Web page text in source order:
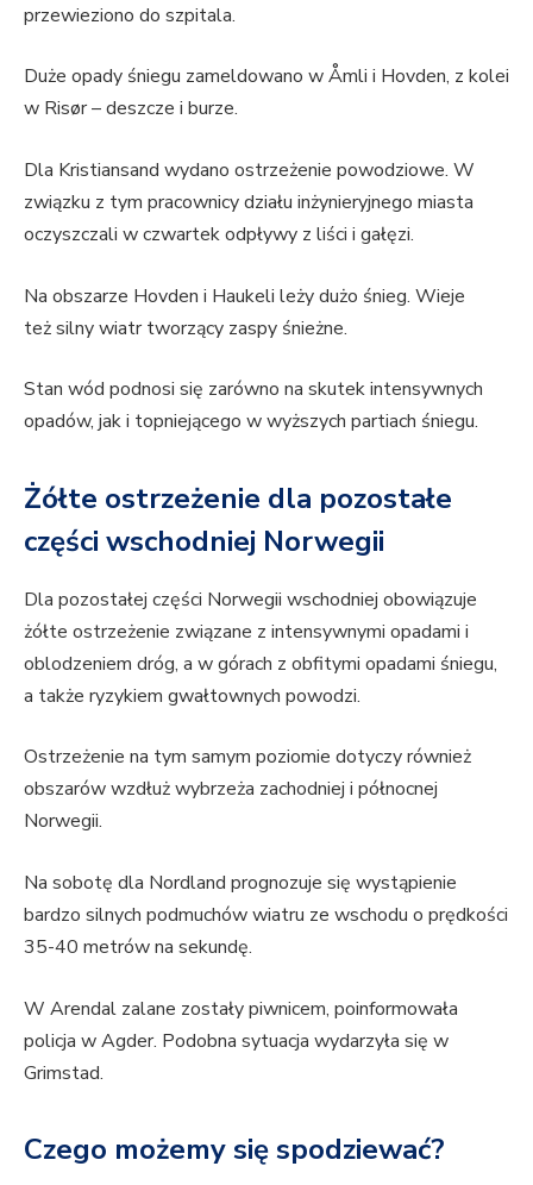
przewieziono do szpitala.
Duże opady śniegu zameldowano w Åmli i Hovden, z kolei
w Risør – deszcze i burze.
Dla Kristiansand wydano ostrzeżenie powodziowe. W
związku z tym pracownicy działu inżynieryjnego miasta
oczyszczali w czwartek odpływy z liści i gałęzi.
Na obszarze Hovden i Haukeli leży dużo śnieg. Wieje
też silny wiatr tworzący zaspy śnieżne.
Stan wód podnosi się zarówno na skutek intensywnych
opadów, jak i topniejącego w wyższych partiach śniegu.
Żółte ostrzeżenie dla pozostałe
części wschodniej Norwegii
Dla pozostałej części Norwegii wschodniej obowiązuje
żółte ostrzeżenie związane z intensywnymi opadami i
oblodzeniem dróg, a w górach z obfitymi opadami śniegu,
a także ryzykiem gwałtownych powodzi.
Ostrzeżenie na tym samym poziomie dotyczy również
obszarów wzdłuż wybrzeża zachodniej i północnej
Norwegii.
Na sobotę dla Nordland prognozuje się wystąpienie
bardzo silnych podmuchów wiatru ze wschodu o prędkości
35-40 metrów na sekundę.
W Arendal zalane zostały piwnicem, poinformowała
policja w Agder. Podobna sytuacja wydarzyła się w
Grimstad.
Czego możemy się spodziewać?